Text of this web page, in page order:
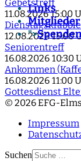
Links
Mitglieder
">
Gebetstreff
11.08.2026 15:00
12.08.2026 15:00
Seniorentreff
16.08.2026 10:30
Ankommen
16.08.2026 11:00
Gottesdienst
© 2026 EFG-
Impressum
Suchen